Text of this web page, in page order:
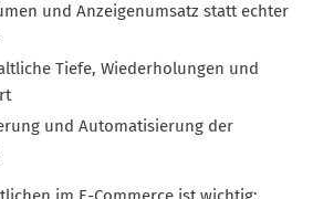
und Anzeigenumsatz statt echter
Tiefe, Wiederholungen und
und Automatisierung der